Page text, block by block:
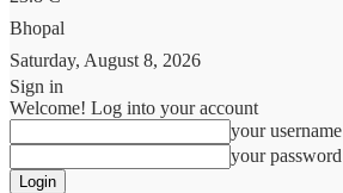
Bhopal
Saturday, August 8, 2026
Sign in
Welcome! Log into your account
your username
your password